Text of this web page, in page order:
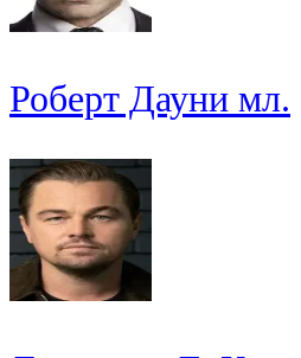
Роберт Дауни мл.